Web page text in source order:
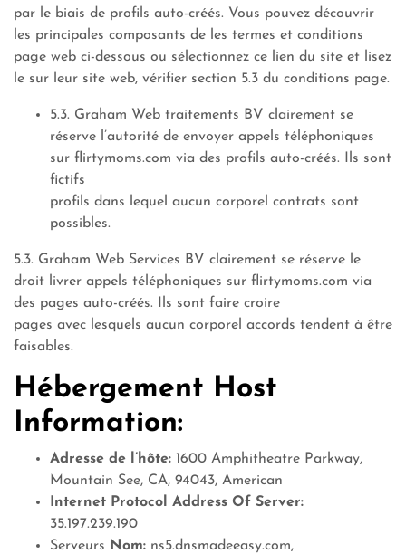
par le biais de profils auto-créés. Vous pouvez découvrir
les principales composants de les termes et conditions
page web ci-dessous ou sélectionnez ce lien du site et lisez
le sur leur site web, vérifier section 5.3 du conditions page.
5.3. Graham Web traitements BV clairement se
réserve l’autorité de envoyer appels téléphoniques
sur flirtymoms.com via des profils auto-créés. Ils sont
fictifs
profils dans lequel aucun corporel contrats sont
possibles.
5.3. Graham Web Services BV clairement se réserve le
droit livrer appels téléphoniques sur flirtymoms.com via
des pages auto-créés. Ils sont faire croire
pages avec lesquels aucun corporel accords tendent à être
faisables.
Hébergement Host
Information:
Adresse de l’hôte: 1600 Amphitheatre Parkway,
Mountain See, CA, 94043, American
Internet Protocol Address Of Server:
35.197.239.190
Serveurs Nom: ns5.dnsmadeeasy.com,